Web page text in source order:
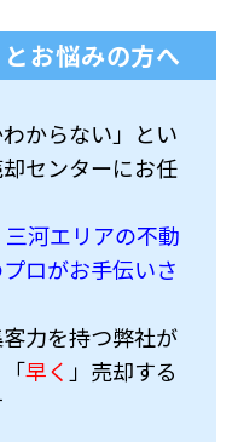
お悩みの方へ
からない」とい
センターにお任
河エリアの不動
ロがお手伝いさ
力を持つ弊社が
「早く 」売却する